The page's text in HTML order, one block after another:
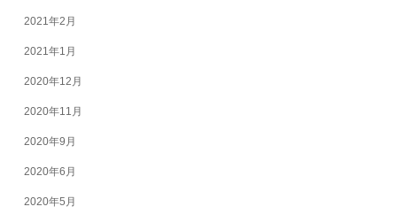
2021年2月
2021年1月
2020年12月
2020年11月
2020年9月
2020年6月
2020年5月